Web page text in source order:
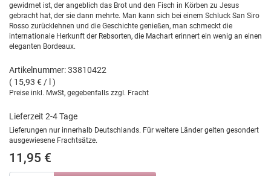
gewidmet ist, der angeblich das Brot und den Fisch in Körben zu Jesus
gebracht hat, der sie dann mehrte. Man kann sich bei einem Schluck San Siro
Rosso zurücklehnen und die Geschichte genießen, man schmeckt die
internationale Herkunft der Rebsorten, die Machart erinnert ein wenig an einen
eleganten Bordeaux.
Artikelnummer: 33810422
( 15,93 € / l )
Preise inkl. MwSt, gegebenfalls zzgl. Fracht
Lieferzeit 2-4 Tage
Lieferungen nur innerhalb Deutschlands. Für weitere Länder gelten gesondert
ausgewiesene Frachtsätze.
11,95 €